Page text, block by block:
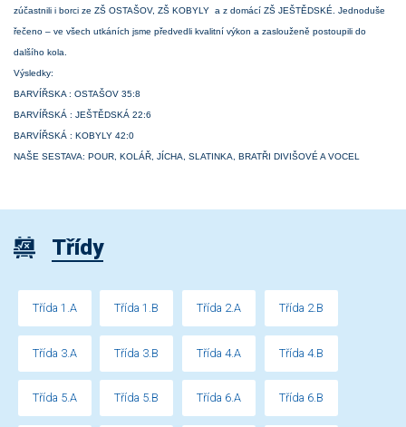
zúčastnili i borci ze ZŠ OSTAŠOV, ZŠ KOBYLY a z domácí ZŠ JEŠTĚDSKÉ. Jednoduše
řečeno – ve všech utkáních jsme předvedli kvalitní výkon a zaslouženě postoupili do
dalšího kola.
Výsledky:
BARVÍŘSKA : OSTAŠOV 35:8
BARVÍŘSKÁ : JEŠTĚDSKÁ 22:6
BARVÍŘSKÁ : KOBYLY 42:0
NAŠE SESTAVA: POUR, KOLÁŘ, JÍCHA, SLATINKA, BRATŘI DIVIŠOVÉ A VOCEL
Třídy
Třída 1.A Třída 1.B Třída 2.A Třída 2.B
Třída 3.A Třída 3.B Třída 4.A Třída 4.B
Třída 5.A Třída 5.B Třída 6.A Třída 6.B